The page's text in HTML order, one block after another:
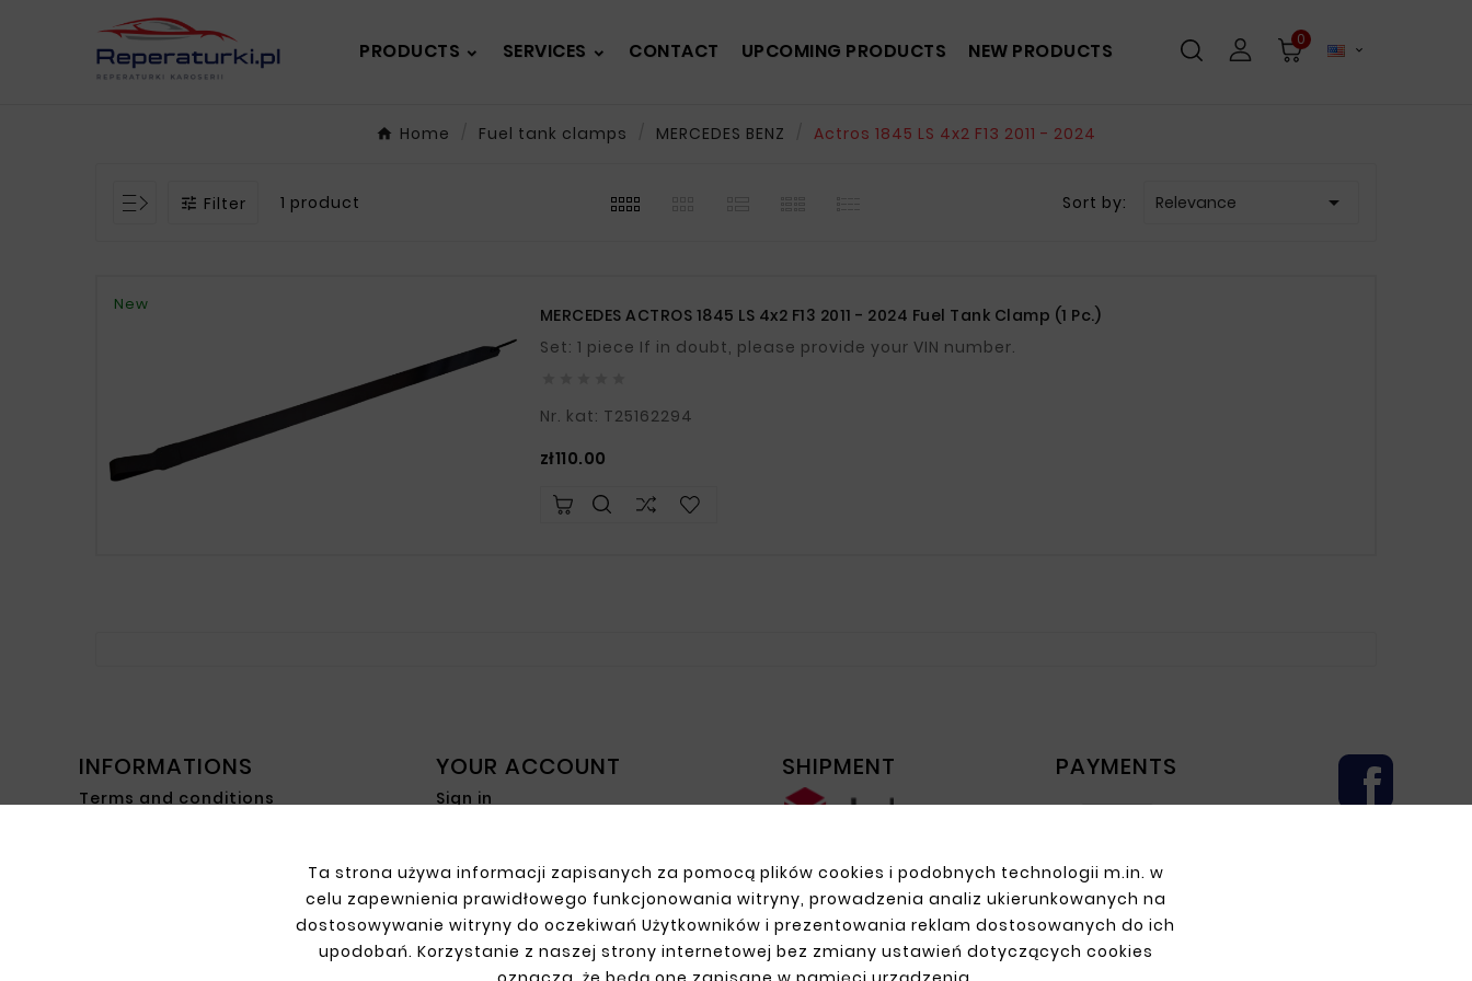
Ta strona używa informacji zapisanych za pomocą plików cookies i podobnych technologii m.in. w
celu zapewnienia prawidłowego funkcjonowania witryny, prowadzenia analiz ukierunkowanych na
dostosowywanie witryny do oczekiwań Użytkowników i prezentowania reklam dostosowanych do ich
upodobań. Korzystanie z naszej strony internetowej bez zmiany ustawień dotyczących cookies
PRODUCTS SERVICES CONTACT UPCOMING PRODUCTS NEW PRODUCTS 0

Home Fuel tank clamps MERCEDES BENZ Actros 1845 LS 4x2 F13 2011 - 2024
 Filter 1 product Sort by: Relevance 
New
MERCEDES ACTROS 1845 LS 4x2 F13 2011 - 2024 Fuel Tank Clamp (1 Pc.)
Set: 1 piece If in doubt, please provide your VIN number.
Nr. kat: T25162294
zł110.00
INFORMATIONS
Terms and conditions
YOUR ACCOUNT
Sign in
My orders
SHIPMENT PAYMENTS